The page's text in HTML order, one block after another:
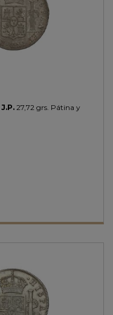
J.P. 27,72 grs. Pátina y